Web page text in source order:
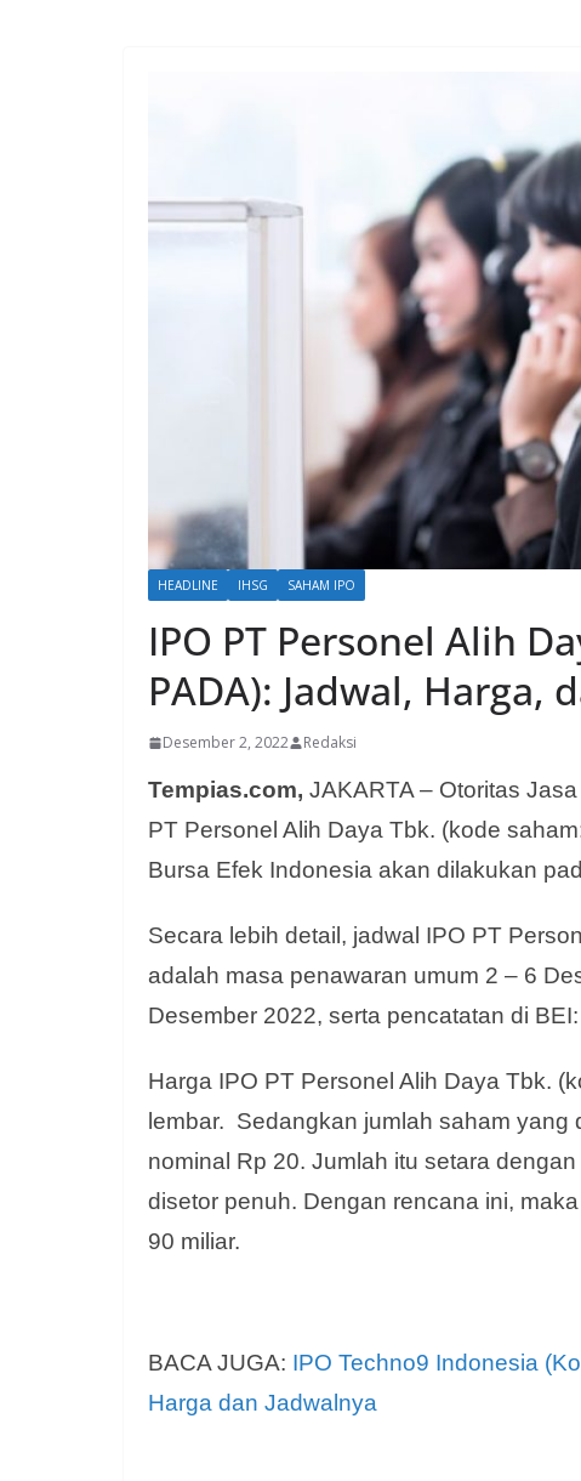
HEADLINE IHSG SAHAM IPO
IPO PT Personel Alih
PADA): Jadwal, Harga,
Desember 2, 2022 Redaksi
Tempias.com, JAKARTA – Otoritas
PT Personel Alih Daya Tbk. (kode
Bursa Efek Indonesia akan dilakukan
Secara lebih detail, jadwal IPO PT
adalah masa penawaran umum 2 – 6
Desember 2022, serta pencatatan di
Harga IPO PT Personel Alih Daya Tbk.
lembar. Sedangkan jumlah saham
nominal Rp 20. Jumlah itu setara
disetor penuh. Dengan rencana ini,
90 miliar.
BACA JUGA: IPO Techno9 Indonesia
Harga dan Jadwalnya